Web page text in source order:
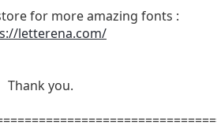
for more amazing fonts :
letterena.com/
Thank you.